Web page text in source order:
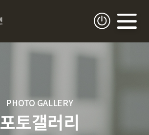
PHOTO GALLERY
포토갤러리